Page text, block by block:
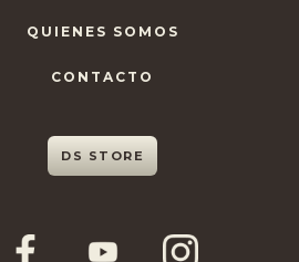
QUIENES SOMOS
CONTACTO
DS STORE